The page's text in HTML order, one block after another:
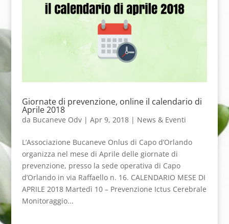
Giornate di prevenzione, online il calendario di
Aprile 2018
da Bucaneve Odv| Apr 9, 2018| News & Eventi
L’Associazione Bucaneve Onlus di Capo d’Orlando
organizza nel mese di Aprile delle giornate di
prevenzione, presso la sede operativa di Capo
d’Orlando in via Raffaello n. 16. CALENDARIO MESE DI
APRILE 2018 Martedì 10 – Prevenzione Ictus Cerebrale
Monitoraggio...